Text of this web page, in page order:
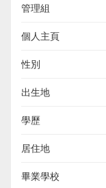
管理組
個人主頁
性別
出生地
學歷
居住地
畢業學校